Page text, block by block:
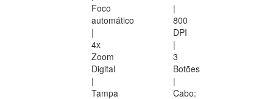
Foco
automático
|
4x
Zoom
Digital
|
Tampa
|
800
DPI
|
3
Botões
|
Cabo: